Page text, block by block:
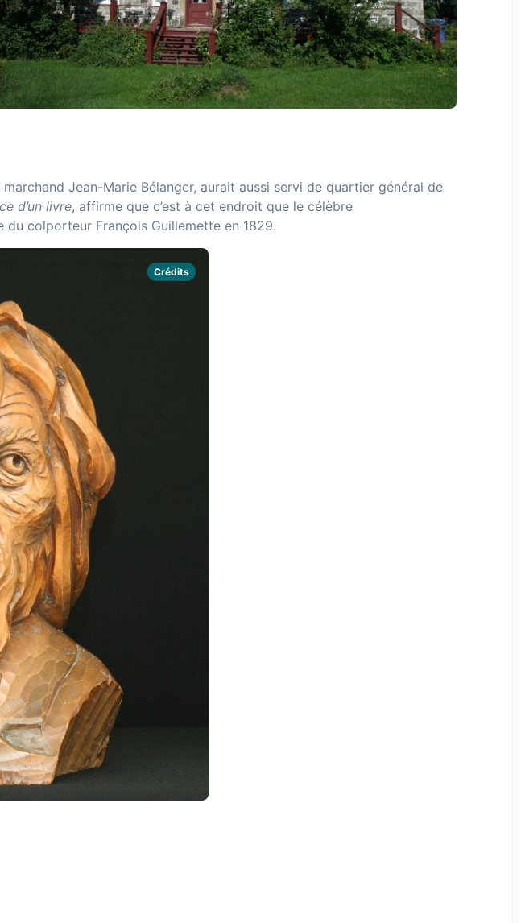
Jean-Marie Bélanger, aurait aussi servi de quartier général de
d’un livre, affirme que c’est à cet endroit que le célèbre
du colporteur François Guillemette en 1829.
Crédits